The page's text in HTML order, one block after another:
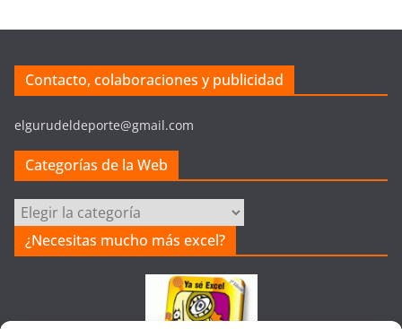
Contacto, colaboraciones y publicidad
elgurudeldeporte@gmail.com
Categorías de la Web
Categorías
de
la
¿Necesitas mucho más excel?